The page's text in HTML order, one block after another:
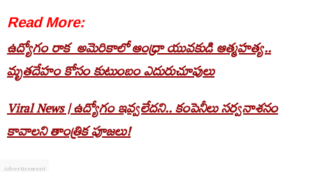
Read More:
ఉద్యోగం రాక అమెరికాలో ఆంధ్రా యువకుడి ఆత్మహత్య..
మృతదేహం కోసం కుటుంబం ఎదురుచూపులు
Viral News | ఉద్యోగం ఇవ్వలేదని.. కంపెనీలు సర్వనాశనం
కావాలని తాంత్రిక పూజలు!